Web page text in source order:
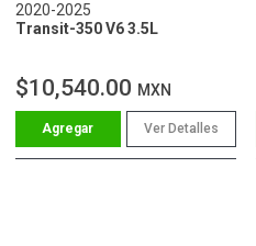
2020-2025
Transit-350 V6 3.5L
$10,540.00 MXN
Ver Detalles